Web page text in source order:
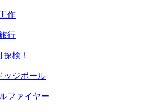
作
行
検！
ッジボール
ファイヤー